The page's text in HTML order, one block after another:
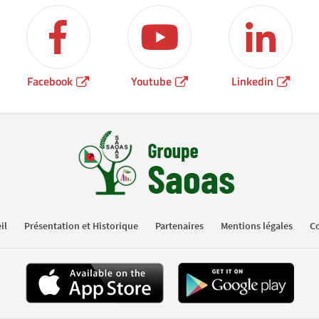
Facebook Youtube Linkedin
Présentation et Historique Partenaires Mentions légales